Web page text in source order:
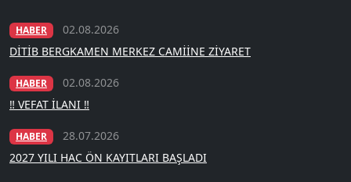
HABER
02.08.2026
DİTİB BERGKAMEN MERKEZ CAMİİNE ZİYARET
HABER
02.08.2026
‼️ VEFAT İLANI ‼️
HABER
28.07.2026
2027 YILI HAC ÖN KAYITLARI BAŞLADI